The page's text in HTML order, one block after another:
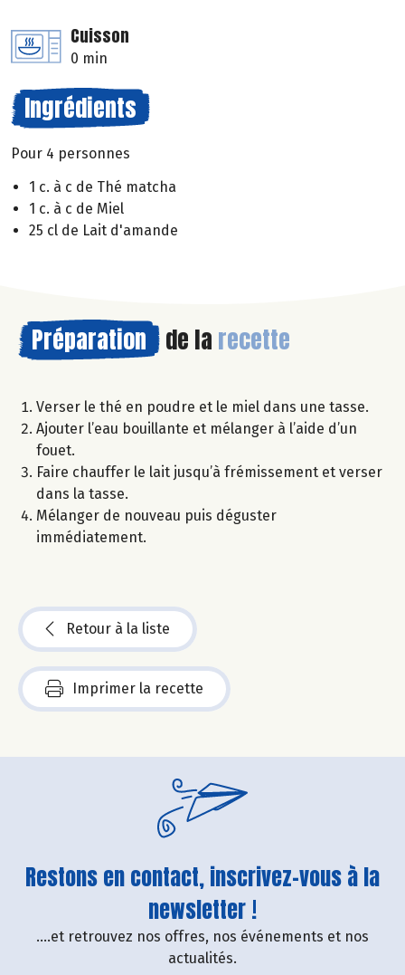
Cuisson
0 min
Ingrédients
Pour 4 personnes
1 c. à c de Thé matcha
1 c. à c de Miel
25 cl de Lait d'amande
Préparation de la recette
Verser le thé en poudre et le miel dans une tasse.
Ajouter l’eau bouillante et mélanger à l’aide d’un
fouet.
Faire chauffer le lait jusqu’à frémissement et verser
dans la tasse.
Mélanger de nouveau puis déguster
immédiatement.
Retour à la liste
Imprimer la recette
Restons en contact, inscrivez-vous à la
newsletter !
....et retrouvez nos offres, nos événements et nos
actualités.